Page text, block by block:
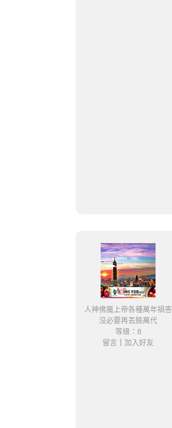
人神佛魔上帝各種萬年禍害
沒必要再丟臉萬代
等級：8
留言
加入好友